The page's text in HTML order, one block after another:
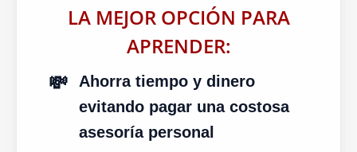
LA MEJOR OPCIÓN PARA
APRENDER:
💸
Ahorra tiempo y dinero
evitando pagar una costosa
asesoría personal